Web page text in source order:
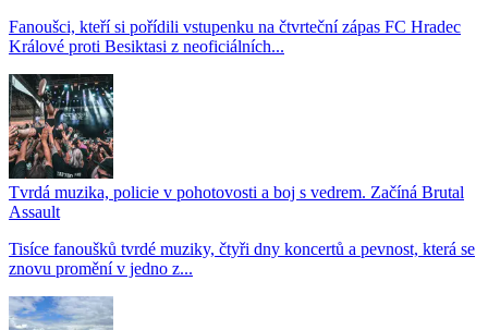
Fanoušci, kteří si pořídili vstupenku na čtvrteční zápas FC Hradec
Králové proti Besiktasi z neoficiálních...
Tvrdá muzika, policie v pohotovosti a boj s vedrem. Začíná Brutal
Assault
Tisíce fanoušků tvrdé muziky, čtyři dny koncertů a pevnost, která se
znovu promění v jedno z...